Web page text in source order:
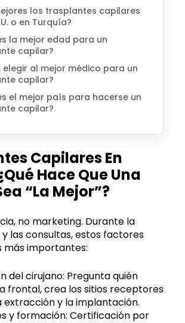
los trasplantes capilares
o en Turquía?
la mejor edad para un
capilar?
elegir al mejor médico para un
capilar?
el mejor país para hacerse un
capilar?
Capilares En
Hace Que Una
“la Mejor”?
no marketing. Durante la
las consultas, estos factores
más importantes:
del cirujano: Pregunta quién
frontal, crea los sitios receptores
extracción y la implantación.
y formación: Certificación por